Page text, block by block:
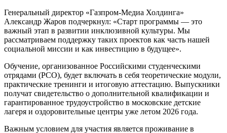
Генеральный директор «Газпром-Медиа Холдинга»
Александр Жаров подчеркнул: «Старт программы — это
важный этап в развитии инклюзивной культуры. Мы
рассматриваем поддержку таких проектов как часть нашей
социальной миссии и как инвестицию в будущее».
Обучение, организованное Российскими студенческими
отрядами (РСО), будет включать в себя теоретические модули,
практические тренинги и итоговую аттестацию. Выпускники
получат свидетельство о дополнительной квалификации и
гарантированное трудоустройство в московские детские
лагеря и оздоровительные центры уже летом 2026 года.
Важным условием для участия является проживание в